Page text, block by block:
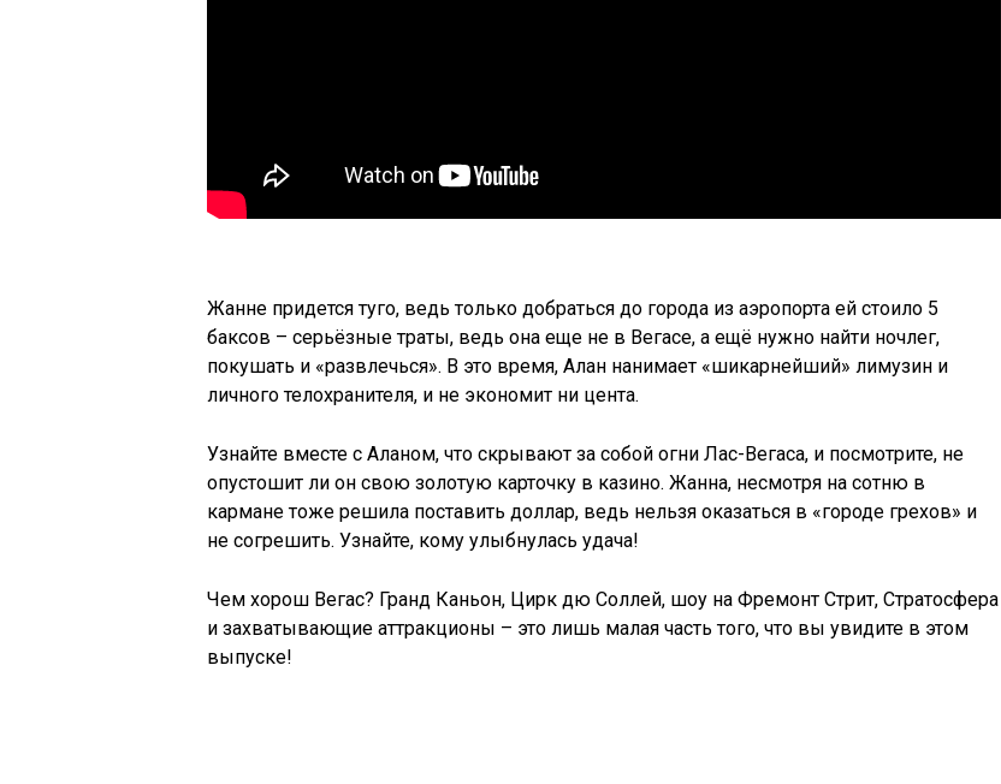
Жанне придется туго, ведь только добраться до города из аэропорта ей стоило 5
баксов – серьёзные траты, ведь она еще не в Вегасе, а ещё нужно найти ночлег,
покушать и «развлечься». В это время, Алан нанимает «шикарнейший» лимузин и
личного телохранителя, и не экономит ни цента.
Узнайте вместе с Аланом, что скрывают за собой огни Лас-Вегаса, и посмотрите, не
опустошит ли он свою золотую карточку в казино. Жанна, несмотря на сотню в
кармане тоже решила поставить доллар, ведь нельзя оказаться в «городе грехов» и
не согрешить. Узнайте, кому улыбнулась удача!
Чем хорош Вегас? Гранд Каньон, Цирк дю Соллей, шоу на Фремонт Стрит, Стратосфера
и захватывающие аттракционы – это лишь малая часть того, что вы увидите в этом
выпуске!